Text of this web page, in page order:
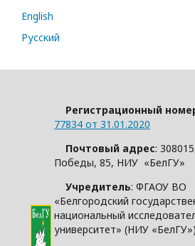
English
Русский
Регистрационный
77834 от 31.01.2020
Почтовый адрес:
Победы, 85, НИУ «БелГУ»
Учредитель: ФГАОУ ВО
«Белгородский
национальный
университет» (НИУ «БелГУ»)